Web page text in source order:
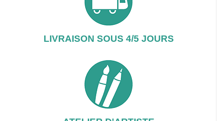
LIVRAISON SOUS 4/5 JOURS